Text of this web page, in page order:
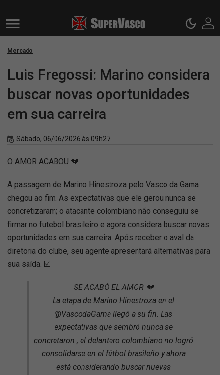
Mercado
Luis Fregossi: Marino considera
buscar novas oportunidades
em sua carreira
Sábado, 06/06/2026 às 09h27
O AMOR ACABOU 💔
A passagem de Marino Hinestroza pelo Vasco da Gama
chegou ao fim. As expectativas que ele gerou nunca se
concretizaram; o atacante colombiano não conseguiu se
firmar no futebol brasileiro e agora considera buscar novas
oportunidades em sua carreira. Após receber o aval da
diretoria do clube, seu agente apresentará alternativas para
sua saída. ☑️
SE ACABÓ EL AMOR 💔
La etapa de Marino Hinestroza en el
@VascodaGama llegó a su fin. Las
expectativas que sembró nunca se
concretaron , el delantero colombiano no logró
consolidarse en el fútbol brasileño y ahora
está considerando buscar nuevas